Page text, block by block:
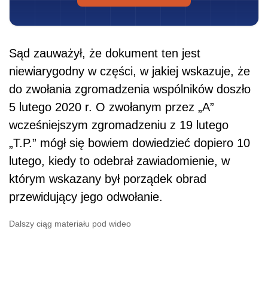
Sąd zauważył, że dokument ten jest
niewiarygodny w części, w jakiej wskazuje, że
do zwołania zgromadzenia wspólników doszło
5 lutego 2020 r. O zwołanym przez „A”
wcześniejszym zgromadzeniu z 19 lutego
„T.P.” mógł się bowiem dowiedzieć dopiero 10
lutego, kiedy to odebrał zawiadomienie, w
którym wskazany był porządek obrad
przewidujący jego odwołanie.
Dalszy ciąg materiału pod wideo